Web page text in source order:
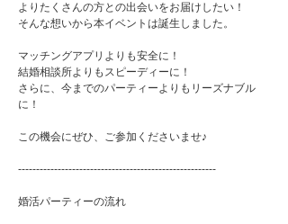
よりたくさんの方との出会いをお届けしたい！
そんな想いから本イベントは誕生しました。
マッチングアプリよりも安全に！
結婚相談所よりもスピーディーに！
さらに、今までのパーティーよりもリーズナブル
に！
この機会にぜひ、ご参加くださいませ♪
-------------------------------------------------------
婚活パーティーの流れ